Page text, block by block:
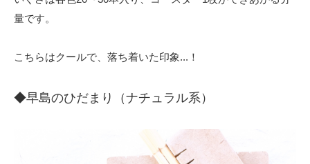
量です。
こちらはクールで、落ち着いた印象...！
◆早島のひだまり（ナチュラル系）